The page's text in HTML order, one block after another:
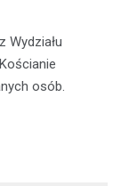
Wydziału
osób.